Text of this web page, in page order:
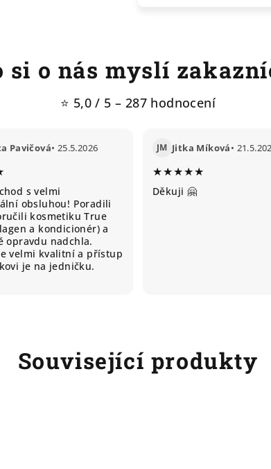
si o nás myslí
⭐ 5,0 / 5 – 287 hodnocení
Pavičová• 25.5.2026
s velmi
obsluhou! Poradili
kosmetiku True
a kondicionér) a
opravdu nadchla.
velmi kvalitní a přístup
je na jedničku.
JM Jitka Míková•
★★★★★
Děkuji 🤗
Související produkty